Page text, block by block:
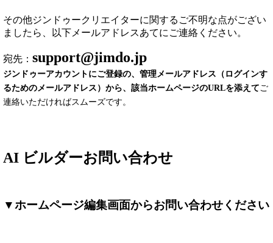
その他ジンドゥークリエイターに関するご不明な点がござい
ましたら、以下メールアドレスあてにご連絡ください。
宛先： support@jimdo.jp
ジンドゥーアカウントにご登録の、管理メールアドレス（ログインす
るためのメールアドレス）から、該当ホームページのURLを添えてご
連絡いただければスムーズです。
AI ビルダーお問い合わせ
▼ホームページ編集画面からお問い合わせください